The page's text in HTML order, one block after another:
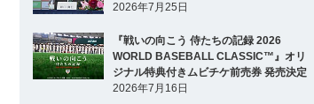
2026年7月25日
『戦いの向こう 侍たちの記録 2026
WORLD BASEBALL CLASSIC™』オリ
ジナル特典付きムビチケ前売券 発売決定
2026年7月16日